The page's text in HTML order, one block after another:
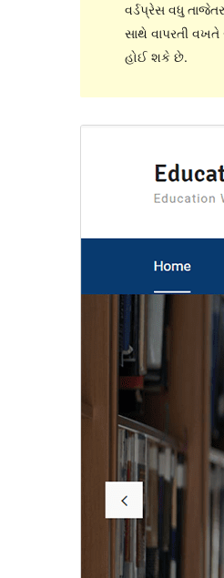
વર્ડપ્રેસ વધુ
સાથે વાપરતી વખતે
હોઈ શકે છે.